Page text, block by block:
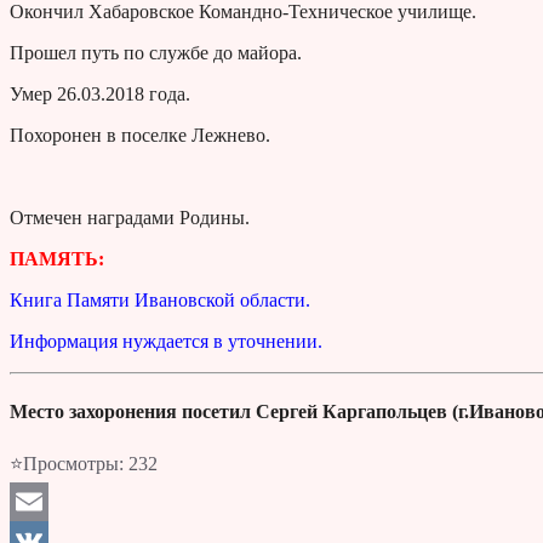
Окончил Хабаровское Командно-Техническое училище.
Прошел путь по службе до майора.
Умер 26.03.2018 года.
Похоронен в поселке Лежнево.
Отмечен наградами Родины.
ПАМЯТЬ:
Книга Памяти Ивановской области.
Информация нуждается в уточнении.
Место захоронения посетил Сергей Каргапольцев
⭐Просмотры: 232